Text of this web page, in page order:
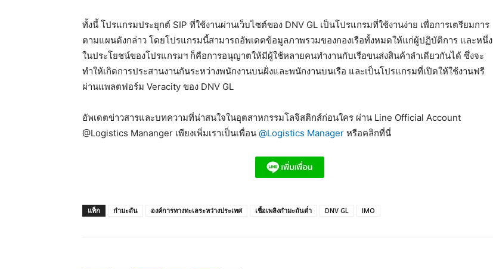
ทั้งนี้ โปรแกรมประยุกต์ SIP ที่ใช้งานผ่านเว็บไซต์ของ DNV GL เป็นโปรแกรมที่ใช้งานง่าย เพื่อการเตรียมการ
ตามแผนดังกล่าว โดยโปรแกรมนี้สามารถอัพเดตข้อมูลภาพรวมของกองเรือทั้งหมดให้แก่ผู้ปฏิบัติการ และหนึ่ง
ในประโยชน์ของโปรแกรมฯ ก็คือการอนุญาตให้มีผู้ใช้หลายคนทำงานกับเรือขนส่งสินค้าลำเดียวกันได้ ซึ่งจะ
ทำให้เกิดการประสานงานกันระหว่างพนักงานบนฝั่งและพนักงานบนเรือ และเป็นโปรแกรมที่เปิดให้ใช้งานฟรี
ผ่านแพลตฟอร์ม Veracity ของ DNV GL
อัพเดตข่าวสารและบทความที่น่าสนใจในอุตสาหกรรมโลจิสติกส์ก่อนใคร ผ่าน Line Official Account
@Logistics Mananger เพียงเพิ่มเราเป็นเพื่อน @Logistics Manager หรือคลิกที่นี่
แท็ก กำมะถัน องค์การทางทะเลระหว่างประเทศ เชื้อเพลิงกำมะถันต่ำ DNV GL IMO